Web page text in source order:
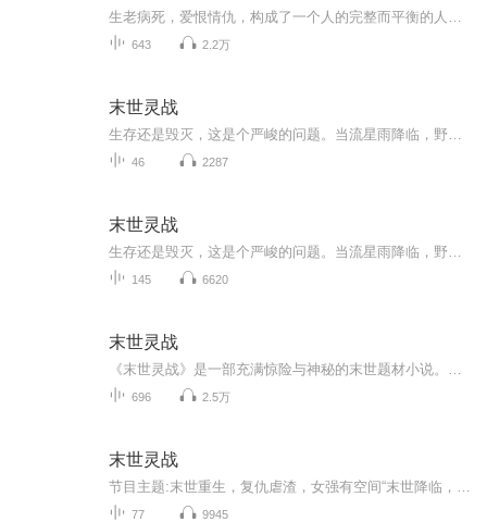
643 2.2万
末世灵战
46 2287
末世灵战
145 6620
末世灵战
696 2.5万
末世灵战
77 9945